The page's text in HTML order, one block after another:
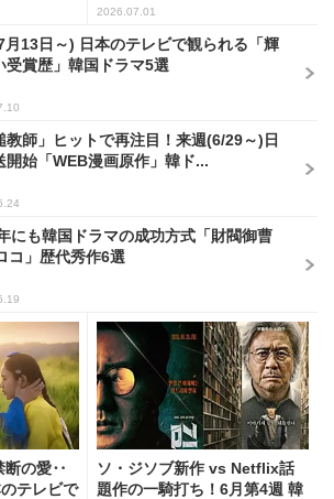
2026.07.01
月13日～) 日本のテレビで観られる「輝
受賞歴」韓国ドラマ5選
教師」ヒットで再注目！来週(6/29～)日
開始「WEB漫画原作」韓ド...
にも韓国ドラマの成功方式「財閥御曹
コ」歴代秀作6選
断の愛‥
テレビで
ソ・ジソブ新作 vs Netflix話
題作の一騎打ち！6月第4週 韓